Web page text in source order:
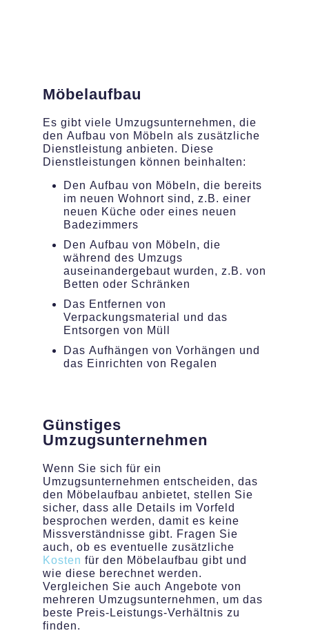
Möbelaufbau
Es gibt viele Umzugsunternehmen, die
den Aufbau von Möbeln als zusätzliche
Dienstleistung anbieten. Diese
Dienstleistungen können beinhalten:
Den Aufbau von Möbeln, die bereits
im neuen Wohnort sind, z.B. einer
neuen Küche oder eines neuen
Badezimmers
Den Aufbau von Möbeln, die
während des Umzugs
auseinandergebaut wurden, z.B. von
Betten oder Schränken
Das Entfernen von
Verpackungsmaterial und das
Entsorgen von Müll
Das Aufhängen von Vorhängen und
das Einrichten von Regalen
Günstiges
Umzugsunternehmen
Wenn Sie sich für ein
Umzugsunternehmen entscheiden, das
den Möbelaufbau anbietet, stellen Sie
sicher, dass alle Details im Vorfeld
besprochen werden, damit es keine
Missverständnisse gibt. Fragen Sie
auch, ob es eventuelle zusätzliche
Kosten für den Möbelaufbau gibt und
wie diese berechnet werden.
Vergleichen Sie auch Angebote von
mehreren Umzugsunternehmen, um das
beste Preis-Leistungs-Verhältnis zu
finden.